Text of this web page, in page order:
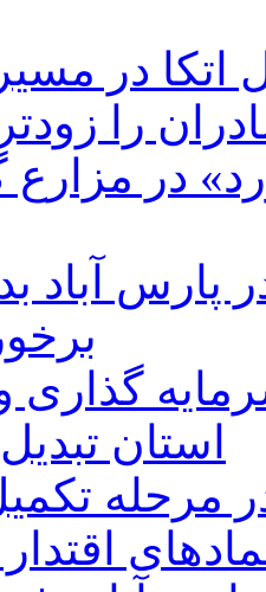
در
را
در مزارع
پارس آباد
گذاری
استان
مرحله